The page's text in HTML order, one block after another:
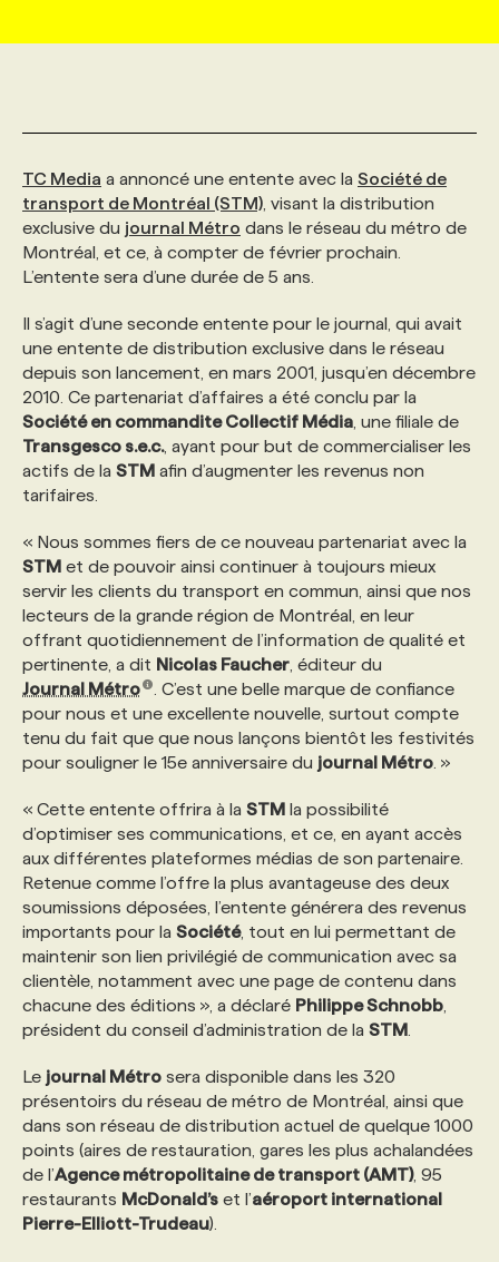
AFFAIRES DE L'INDUSTRIE
INITIATIVES NUMÉRIQUES
PRIX ET DISTINCTIONS
TENDANCES
WEB & MÉDIAS SOCIAUX
MARKETING DURABLE
GEO/SEO
ÉVÉNEMENTIEL
NOS AUTEUR‧RICES
INFOLETTRE PUBLICITÉ
ANNONCEZ AVEC NOUS
CONSULTER LA CVTHÈQUE
PROFIL ENTREPRISE
FAQ
ANNONCEZ AVEC NOUS
VOIR LES OFFRES
PROFIL CANDIDAT
FAQ
ANNONCEZ AVEC NOUS
NOS FORMATIONS EN LIGNE
NOS PARCOURS DE FORMATIONS
FORMATIONS PERSONNALISÉES
NOS FORMATEUR‧RICES
POURQUOI CHOISIR NOS FORMATIONS
NOS TARIFS
PROGRAMMES DE SUBVENTIONS
FAQ
ANNONCEZ AVEC NOUS
CHASSE DE TÊTE
SERVICE DE CHASSE DE TÊTE
NOS TARIFS
NOS EXPERTISES
FAQ
ANNONCEZ AVEC NOUS
TC Media a annoncé une entente avec la Société de
transport de Montréal (STM) , visant la distribution
exclusive du journal Métro dans le réseau du métro de
Montréal, et ce, à compter de février prochain.
L’entente sera d’une durée de 5 ans.
Il s’agit d’une seconde entente pour le journal, qui avait
une entente de distribution exclusive dans le réseau
depuis son lancement, en mars 2001, jusqu’en décembre
2010. Ce partenariat d’affaires a été conclu par la
Société en commandite Collectif Média , une filiale de
Transgesco s.e.c., ayant pour but de commercialiser les
actifs de la STM afin d’augmenter les revenus non
tarifaires.
« Nous sommes fiers de ce nouveau partenariat avec la
STM et de pouvoir ainsi continuer à toujours mieux
servir les clients du transport en commun, ainsi que nos
lecteurs de la grande région de Montréal, en leur
offrant quotidiennement de l’information de qualité et
pertinente, a dit Nicolas Faucher , éditeur du
Journal Métro
. C’est une belle marque de confiance
pour nous et une excellente nouvelle, surtout compte
tenu du fait que que nous lançons bientôt les festivités
pour souligner le 15e anniversaire du journal Métro . »
« Cette entente offrira à la STM la possibilité
d’optimiser ses communications, et ce, en ayant accès
aux différentes plateformes médias de son partenaire.
Retenue comme l’offre la plus avantageuse des deux
soumissions déposées, l’entente générera des revenus
importants pour la Société, tout en lui permettant de
maintenir son lien privilégié de communication avec sa
clientèle, notamment avec une page de contenu dans
chacune des éditions », a déclaré Philippe Schnobb
président du conseil d’administration de la STM
Le journal Métro sera disponible dans les 320
présentoirs du réseau de métro de Montréal, ainsi que
dans son réseau de distribution actuel de quelque 1000
points (aires de restauration, gares les plus achalandées
de l’Agence métropolitaine de transport (AMT), 95
restaurants McDonald’s et l’aéroport international
Pierre-Elliott-Trudeau).